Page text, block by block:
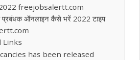
freejobsalertt.com
प्रबंधक ऑनलाइन कैसे भरें 2022 टाइप
Links
has been released